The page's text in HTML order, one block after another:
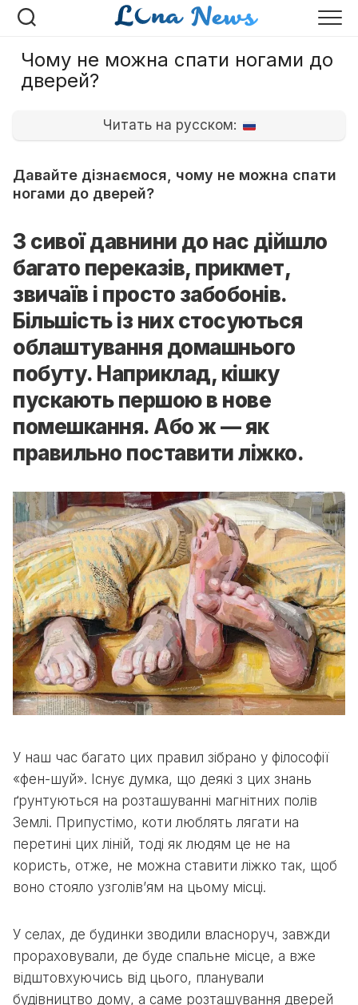
Перейти
Чому не можна спати ногами до
дверей?
Читать на русском:
Давайте дізнаємося, чому не можна спати
ногами до дверей?
З сивої давнини до нас дійшло
багато переказів, прикмет,
звичаїв і просто забобонів.
Більшість із них стосуються
облаштування домашнього
побуту. Наприклад, кішку
пускають першою в нове
помешкання. Або ж — як
правильно поставити ліжко.
У наш час багато цих правил зібрано у філософії
«фен-шуй». Існує думка, що деякі з цих знань
ґрунтуються на розташуванні магнітних полів
Землі. Припустімо, коти люблять лягати на
перетині цих ліній, тоді як людям це не на
користь, отже, не можна ставити ліжко так, щоб
воно стояло узголів’ям на цьому місці.
У селах, де будинки зводили власноруч, завжди
прораховували, де буде спальне місце, а вже
відштовхуючись від цього, планували
будівництво дому, а саме розташування дверей